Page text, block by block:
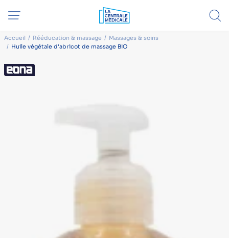
Accueil Rééducation & massage
Massages & soins
Huile végétale d'abricot de massage BIO